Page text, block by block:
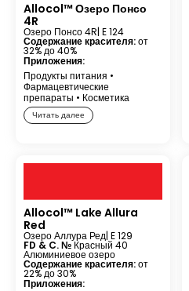
Allocol™ Озеро Понсо
4R
Озеро Понсо 4R| E 124
Содержание красителя:от
32% до 40%
Приложения:
Продукты питания •
Фармацевтические
препараты • Косметика
Читать далее
Allocol™ Lake Allura
Red
Озеро Аллура Ред| E 129
FD & C. №Красный 40
Алюминиевое озеро
Содержание красителя:от
22% до 30%
Приложения: